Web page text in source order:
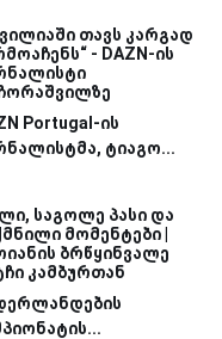
თავს კარგად
- DAZN-ის
Portugal-ის
ტიაგო...
საგოლე პასი და
მომენტები |
ბრწყინვალე
კამბურთან